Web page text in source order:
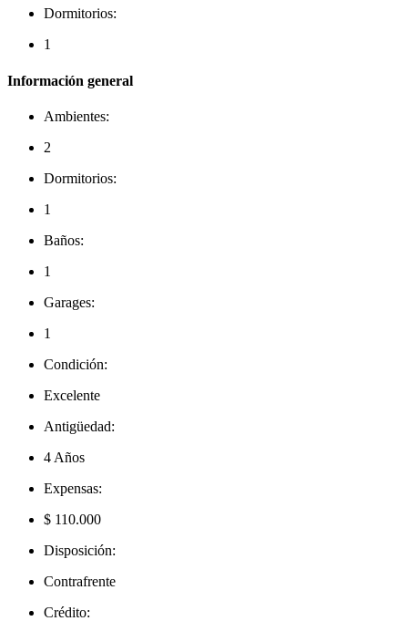
Dormitorios:
1
Información general
Ambientes:
2
Dormitorios:
1
Baños:
1
Garages:
1
Condición:
Excelente
Antigüedad:
4 Años
Expensas:
$ 110.000
Disposición:
Contrafrente
Crédito: